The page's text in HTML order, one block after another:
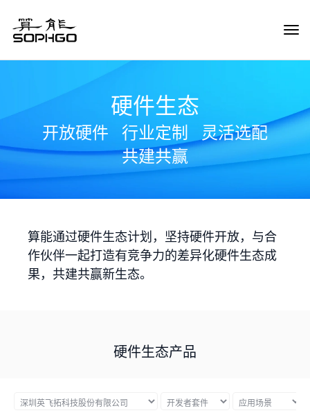
硬件生态
开放硬件 行业定制
灵活选配
共建共赢
算能通过硬件生态计划，坚持硬件开放，与合
作伙伴一起打造有竞争力的差异化硬件生态成
果，共建共赢新生态。
硬件生态产品